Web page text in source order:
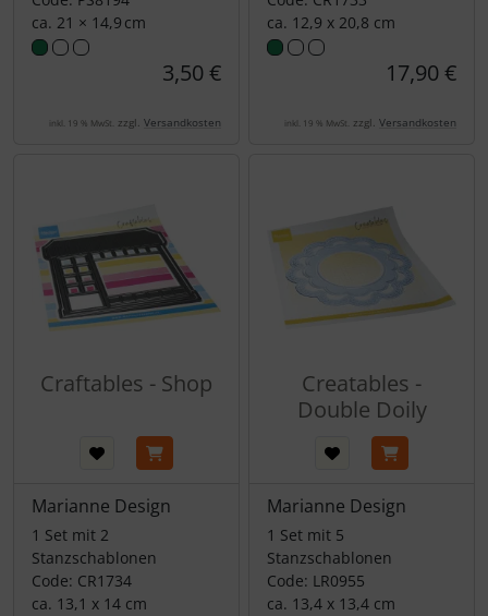
ca. 21 × 14,9 cm
3,50 €
inkl. 19 % MwSt. zzgl. Versandkosten
ca. 12,9 x 20,8 cm
17,90 €
inkl. 19 % MwSt. zzgl. Versandkosten
Craftables - Shop
Marianne Design
1 Set mit 2
Stanzschablonen
Code: CR1734
ca. 13,1 x 14 cm
Creatables -
Double Doily
Marianne Design
1 Set mit 5
Stanzschablonen
Code: LR0955
ca. 13,4 x 13,4 cm